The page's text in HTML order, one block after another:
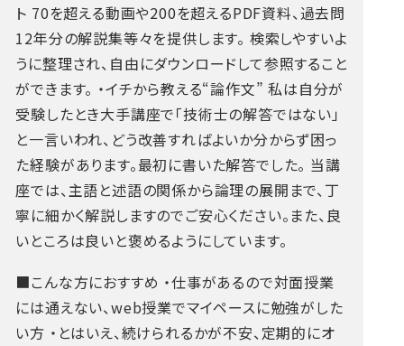
ト 70を超える動画や200を超えるPDF資料、過去問
12年分の解説集等々を提供します。 検索しやすいよ
うに整理され、自由にダウンロードして参照すること
ができます。 ・イチから教える“論作文” 私は自分が
受験したとき大手講座で「技術士の解答ではない」
と一言いわれ、どう改善すればよいか分からず困っ
た経験があります。最初に書いた解答でした。 当講
座では、主語と述語の関係から論理の展開まで、丁
寧に細かく解説しますのでご安心ください。また、良
いところは良いと褒めるようにしています。
■こんな方におすすめ ・仕事があるので対面授業
には通えない、web授業でマイペースに勉強がした
い方 ・とはいえ、続けられるかが不安、定期的にオ